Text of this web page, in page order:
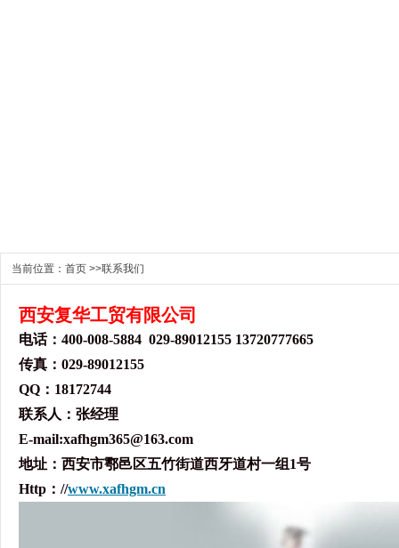
当前位置： 首页 >>联系我们
西安复华工贸有限公司
电话：400-008-5884 029-89012155 13720777665
传真：029-89012155
QQ：18172744
联系人：张经理
E-mail:xafhgm365@163.com
地址： 西安市鄠邑区五竹街道西牙道村一组1号
Http：//www.xafhgm.cn